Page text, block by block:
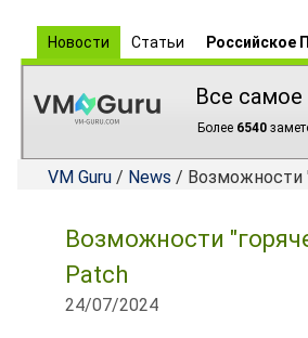
Новости Статьи Российское
Все самое
Более 6540
VM Guru / News / Возможности
Возможности
Patch
24/07/2024